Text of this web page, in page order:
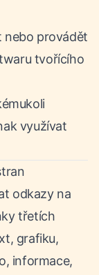
nebo provádět
tvořícího
využívat
odkazy na
třetích
grafiku,
informace,